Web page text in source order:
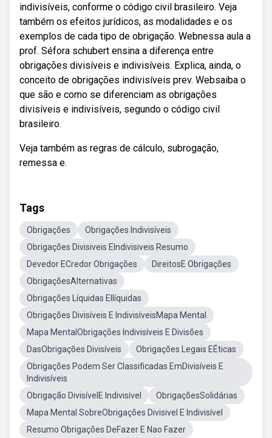
indivisíveis, conforme o código civil brasileiro. Veja
também os efeitos jurídicos, as modalidades e os
exemplos de cada tipo de obrigação. Webnessa aula a
prof. Séfora schubert ensina a diferença entre
obrigações divisíveis e indivisíveis. Explica, ainda, o
conceito de obrigações indivisíveis prev. Websaiba o
que são e como se diferenciam as obrigações
divisíveis e indivisíveis, segundo o código civil
brasileiro.
Veja também as regras de cálculo, subrogação,
remessa e.
Tags
Obrigações
Obrigações Indivisíveis
Obrigações Divisiveis EIndivisiveis Resumo
Devedor ECredor Obrigações
DireitosE Obrigações
ObrigaçõesAlternativas
Obrigações Líquidas EIlíquidas
Obrigações Divisíveis E IndivisíveisMapa Mental
Mapa MentalObrigações Indivisíveis E Divisões
DasObrigações Divisíveis
Obrigações Legais EÉticas
Obrigações Podem Ser Classificadas EmDivisíveis E
Indivisíveis
Obrigação DivisívelE Indivisível
ObrigaçõesSolidárias
Mapa Mental SobreObrigações Divisivel E Indivisível
Resumo Obrigações DeFazer E Nao Fazer